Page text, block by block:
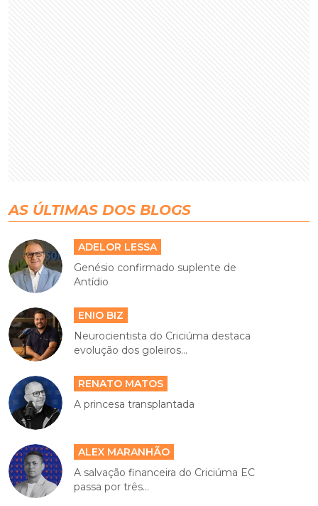
AS ÚLTIMAS DOS BLOGS
ADELOR LESSA
Genésio confirmado suplente de
Antídio
ENIO BIZ
Neurocientista do Criciúma destaca
evolução dos goleiros...
RENATO MATOS
A princesa transplantada
ALEX MARANHÃO
A salvação financeira do Criciúma EC
passa por três...